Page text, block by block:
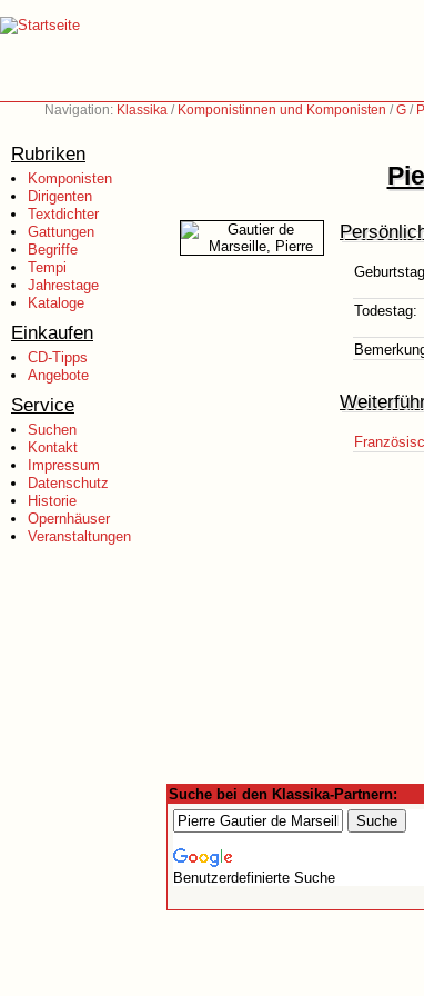
Navigation: Klassika / Komponistinnen und Komponisten /G /
Rubriken
Komponisten
Dirigenten
Textdichter
Gattungen
Begriffe
Tempi
Jahrestage
Kataloge
Einkaufen
CD-Tipps
Angebote
Service
Suchen
Kontakt
Impressum
Datenschutz
Historie
Opernhäuser
Veranstaltungen
Todestag:
Suche bei den Klassika-Partnern:
Benutzerdefinierte Suche